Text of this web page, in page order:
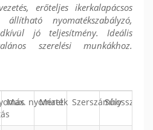
erőteljes ikerkalapácsos
állítható nyomatékszabályzó,
jó teljesítmény. Ideális
szerelési munkákhoz.
Max. nyomaték
Méret Szerszámhossz
Súly